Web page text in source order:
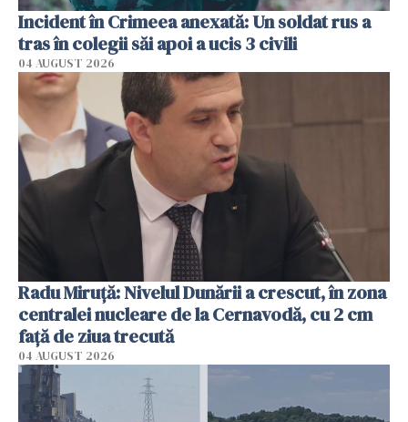
Incident în Crimeea anexată: Un soldat rus a
tras în colegii săi apoi a ucis 3 civili
04 AUGUST 2026
Radu Miruţă: Nivelul Dunării a crescut, în zona
centralei nucleare de la Cernavodă, cu 2 cm
faţă de ziua trecută
04 AUGUST 2026